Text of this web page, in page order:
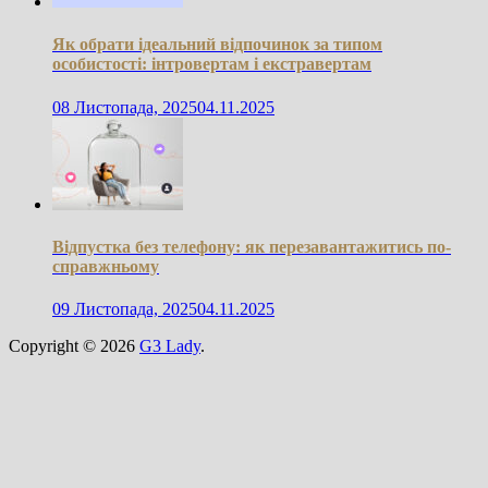
Як обрати ідеальний відпочинок за типом
особистості: інтровертам і екстравертам
08 Листопада, 202504.11.2025
Відпустка без телефону: як перезавантажитись по-
справжньому
09 Листопада, 202504.11.2025
Copyright © 2026 G3 Lady.